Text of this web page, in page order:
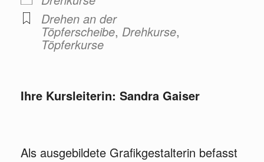
Drehen an der
Töpferscheibe, Drehkurse,
Töpferkurse
Ihre Kursleiterin: Sandra Gaiser
Als ausgebildete Grafikgestalterin befasst